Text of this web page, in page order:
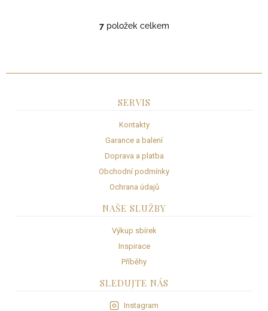
O
d
c
í
p
v
k
v
ý
i
u
7položek celkem
SERVIS
Kontakty
Garance a balení
Doprava a platba
Obchodní podmínky
Ochrana údajů
NAŠE SLUŽBY
Výkup sbírek
Inspirace
Příběhy
SLEDUJTE NÁS
Instagram